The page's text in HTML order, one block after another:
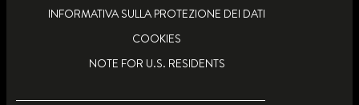
INFORMATIVA SULLA PROTEZIONE DEI DATI
COOKIES
NOTE FOR U.S. RESIDENTS